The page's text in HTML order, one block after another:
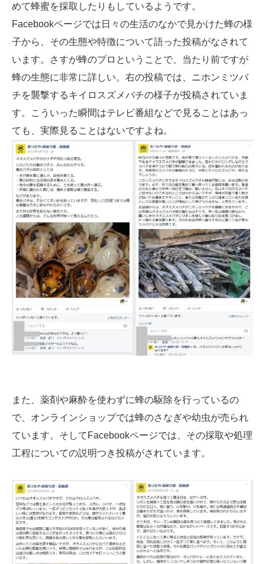
めて蜂蜜を採取したりもしているようです。
Facebookページでは日々の生活のなかで見かけた蜂の様
子から、その生態や特徴について語った投稿がなされて
います。さすが蜂のプロということで、当たり前ですが
蜂の生態に非常に詳しい。右の投稿では、ニホンミツバ
チを襲撃するキイロスズメバチの様子が投稿されていま
す。こういった瞬間はテレビ番組などで見ることはあっ
ても、実際見ることはないですよね。
また、薬剤や麻酔を使わずに蜂の駆除を行っているの
で、オンラインショップでは蜂のさなぎや幼虫が売られ
ています。そしてFacebookページでは、その採取や処理
工程についての説明つき投稿がされています。